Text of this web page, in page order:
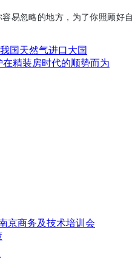
易忽略的地方， 为了你照顾好自
国天然气进口大国
在精装房时代的顺势而为
京商务及技术培训会